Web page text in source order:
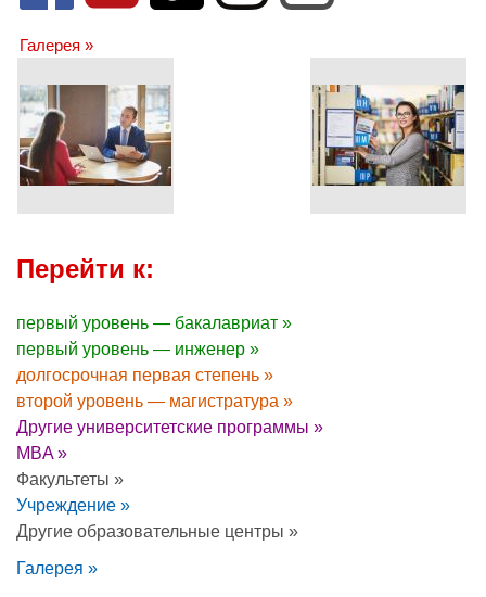
Галерея »
Перейти к:
первый уровень — бакалавриат »
первый уровень — инженер »
долгосрочная первая степень »
второй уровень — магистратура »
Другие университетские программы »
MBA »
Факультеты »
Учреждение »
Другие образовательные центры »
Галерея »